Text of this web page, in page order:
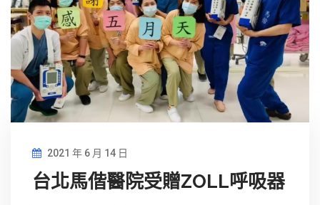
2021 年 6 月 14 日
台北馬偕醫院受贈ZOLL呼吸器